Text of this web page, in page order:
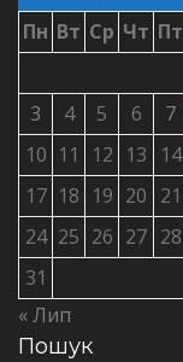
Пн Вт Ср Чт Пт
3
4 5 6 7
10 11 12 13 14
17 18 19 20 21
24 25 26 27 28
31
« Лип
Пошук